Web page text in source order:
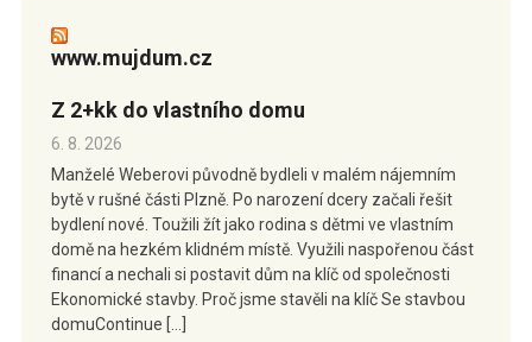
www.mujdum.cz
Z 2+kk do vlastního domu
6. 8. 2026
Manželé Weberovi původně bydleli v malém nájemním
bytě v rušné části Plzně. Po narození dcery začali řešit
bydlení nové. Toužili žít jako rodina s dětmi ve vlastním
domě na hezkém klidném místě. Využili naspořenou část
financí a nechali si postavit dům na klíč od společnosti
Ekonomické stavby. Proč jsme stavěli na klíč Se stavbou
domuContinue […]